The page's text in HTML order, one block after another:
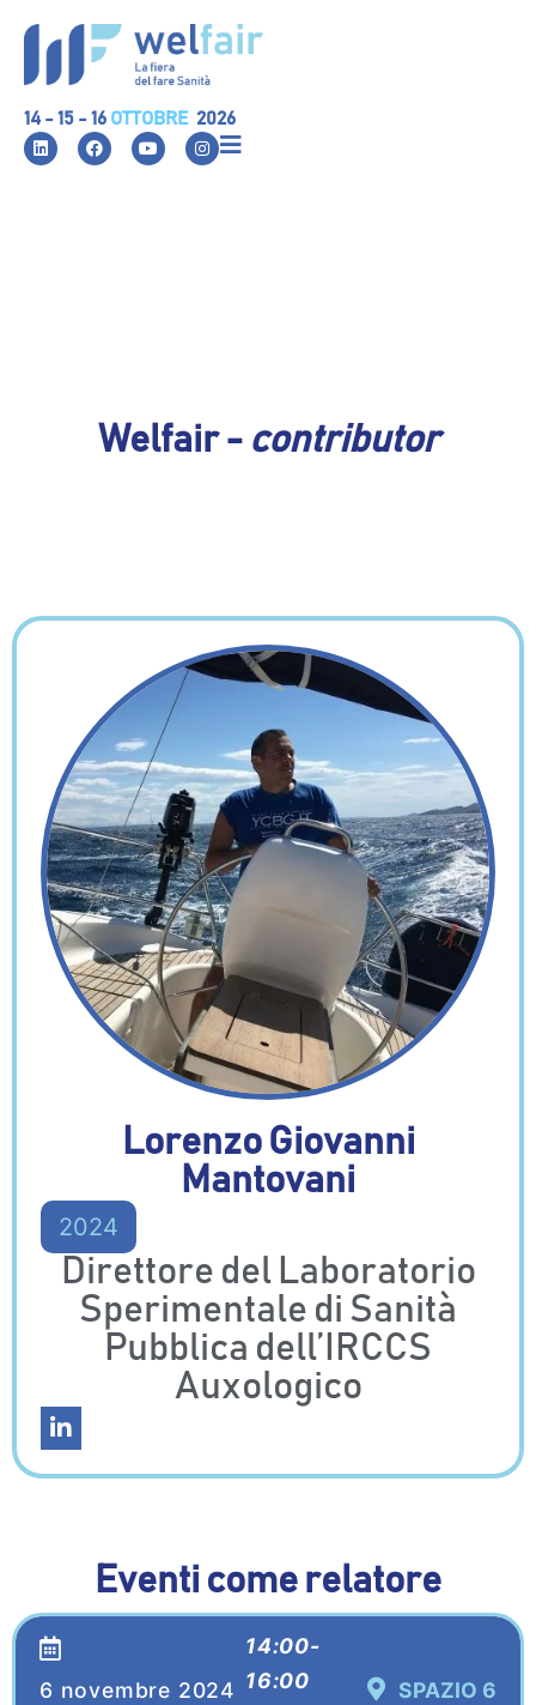
14 - 15 - 16 OTTOBRE 2026
Welfair -contributor
Lorenzo Giovanni
Mantovani
2024
Direttore del Laboratorio
Sperimentale di Sanità
Pubblica dell’IRCCS
Auxologico
Eventi come relatore
6 novembre 2024
14:00-
16:00
SPAZIO 6